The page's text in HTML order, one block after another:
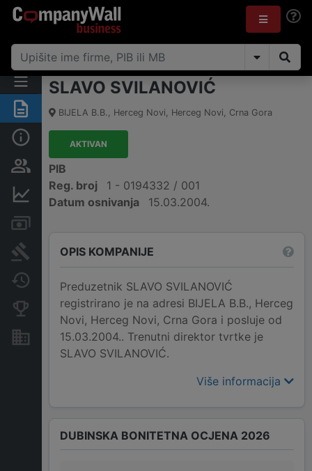
Sažetak
Osobe i vlasništvo
Finansijski podaci
Arhiva sudskih objava
Promjene
Konkurentne kompanije
Nekretnine i imovina
SLAVO SVILANOVIĆ
BIJELA B.B., Herceg Novi, Herceg Novi, Crna Gora
AKTIVAN
PIB
Reg. broj
1 - 0194332 / 001
Datum osnivanja
15.03.2004.
OPIS KOMPANIJE
Preduzetnik SLAVO SVILANOVIĆ
registrirano je na adresi BIJELA B.B., Herceg
Novi, Herceg Novi, Crna Gora i posluje od
15.03.2004.. Trenutni direktor tvrtke je
SLAVO SVILANOVIĆ.
Više informacija
DUBINSKA BONITETNA OCJENA 2026